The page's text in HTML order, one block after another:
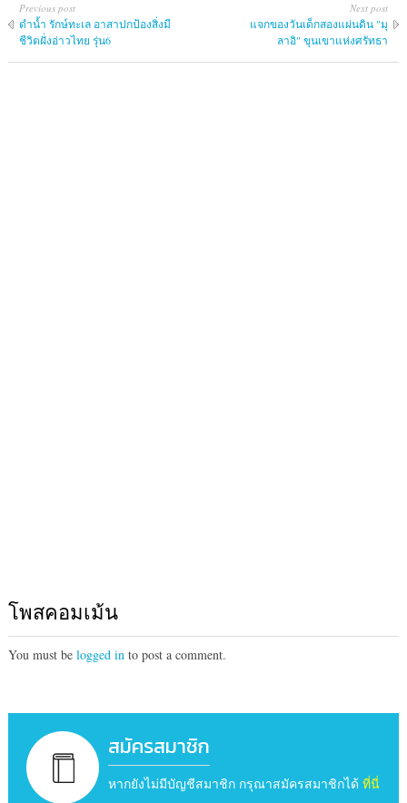
Previous post
ดำน้ำ รักษ์ทะเล อาสาปกป้องสิ่งมี
ชีวิตฝั่งอ่าวไทย รุ่น6
Next post
แจกของวันเด็กสองแผ่นดิน "มุ
ลาอิ" ขุนเขาแห่งศรัทธา
โพสคอมเม้น
You must be logged into post a comment.
สมัครสมาชิก
หากยังไม่มีบัญชีสมาชิก กรุณาสมัครสมาชิกได้ ที่นี่